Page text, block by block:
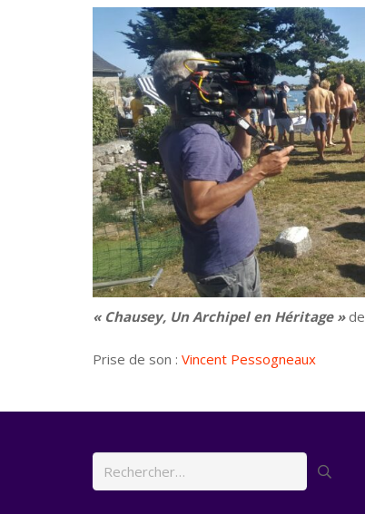
« Chausey, Un Archipel en Héritage »de
Prise de son : Vincent Pessogneaux
Rechercher :